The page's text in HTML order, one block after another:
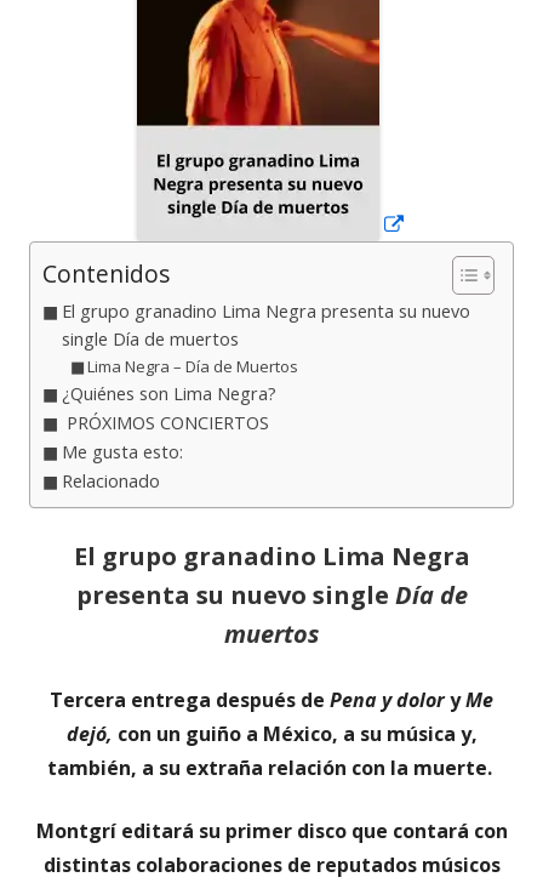
Contenidos
El grupo granadino Lima Negra presenta su nuevo
single Día de muertos
Lima Negra – Día de Muertos
¿Quiénes son Lima Negra?
PRÓXIMOS CONCIERTOS
Me gusta esto:
Relacionado
El grupo granadino Lima Negra
presenta su nuevo single Día de
muertos
Tercera entrega después de Pena y doloryMe
dejó, con un guiño a México, a su música y,
también, a su extraña relación con la muerte.
Montgrí editará su primer disco que contará con
distintas colaboraciones de reputados músicos